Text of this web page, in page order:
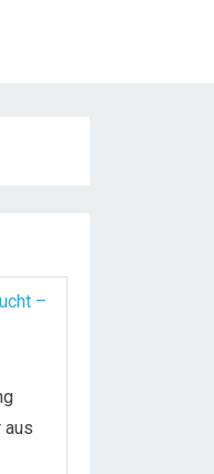
–